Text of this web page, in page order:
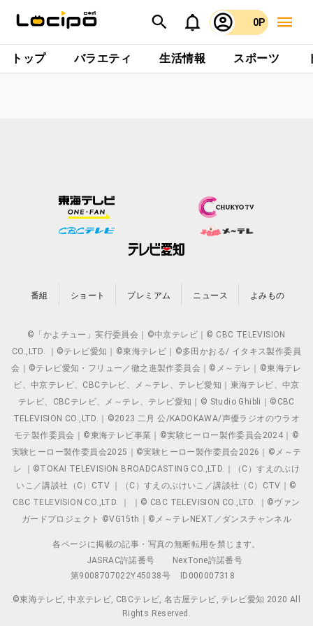
0P
トップ バラエティ 生活情報 スポーツ
番組 ショート プレミアム ニュース よみもの
©「かよチュー」実行委員会｜©中京テレビ｜© CBC TELEVISION
CO.,LTD. ｜©テレビ愛知｜©東海テレビ｜©多田かおる/ イタキス製作委員
会｜©テレビ愛知・フリュー／徹之進製作委員会｜©メ～テレ｜©東海テレ
ビ、中京テレビ、CBCテレビ、メ～テレ、テレビ愛知｜東海テレビ、中京
テレビ、CBCテレビ、メ～テレ、テレビ愛知｜© Studio Ghibli｜©CBC
TELEVISION CO.,LTD.｜©2023 二月 公/KADOKAWA/声優ラジオのウラオ
モテ製作委員会｜©東海テレビ事業｜©実験ヒーロー製作委員会2024｜©
実験ヒーロー製作委員会2025｜©実験ヒーロー製作委員会2026｜©メ～テ
レ ｜©TOKAI TELEVISION BROADCASTING CO.,LTD.｜（C）すえのぶけ
いこ／講談社（C）CTV ｜（C）すえのぶけいこ／講談社（C）CTV｜©
CBC TELEVISION CO.,LTD. ｜ ｜© CBC TELEVISION CO.,LTD. ｜©ヴァン
ガードプロジェクト ©VG15th｜©メ～テレNEXT／ダンスチャンネル
各ページに掲載の記事・写真の無断転用を禁じます。
JASRAC許諾番号
NexTone許諾番号
第9008707022Y45038号
ID000007318
©東海テレビ, 中京テレビ, CBCテレビ, 名古屋テレビ, テレビ愛知 2020 All
Rights Reserved.